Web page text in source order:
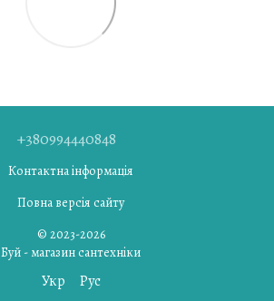
+380994440848
Контактна інформація
Повна версія сайту
© 2023-2026
Буй - магазин сантехніки
Укр Рус